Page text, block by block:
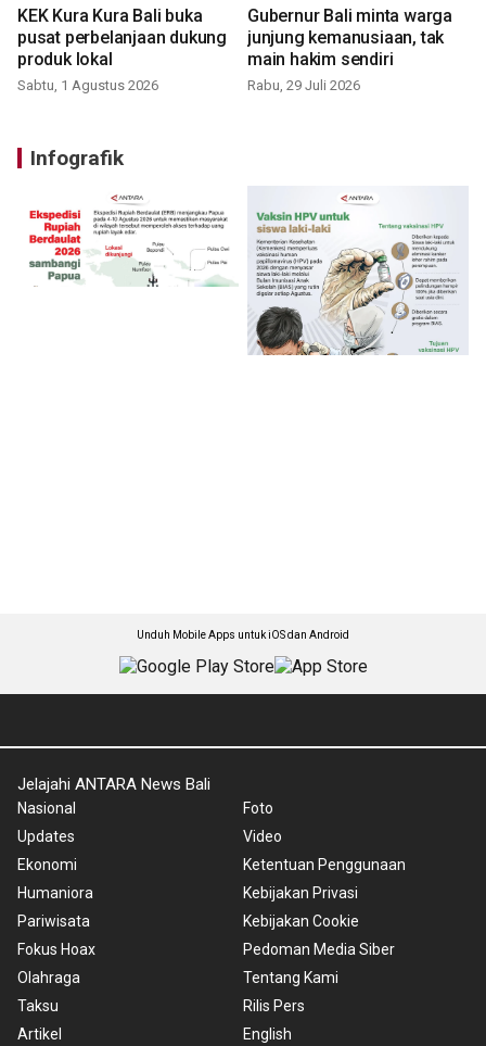
KEK Kura Kura Bali buka
pusat perbelanjaan dukung
produk lokal
Sabtu, 1 Agustus 2026
Gubernur Bali minta warga
junjung kemanusiaan, tak
main hakim sendiri
Rabu, 29 Juli 2026
Infografik
Unduh Mobile Apps untuk iOS dan Android
Jelajahi ANTARA News Bali
Nasional
Updates
Ekonomi
Humaniora
Pariwisata
Fokus Hoax
Olahraga
Taksu
Artikel
Foto
Video
Ketentuan Penggunaan
Kebijakan Privasi
Kebijakan Cookie
Pedoman Media Siber
Tentang Kami
Rilis Pers
English